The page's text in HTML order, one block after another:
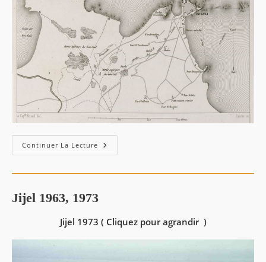
Continuer La Lecture Carte
De
Jijel 1963, 1973
Jijel 1973 ( Cliquez pour agrandir )